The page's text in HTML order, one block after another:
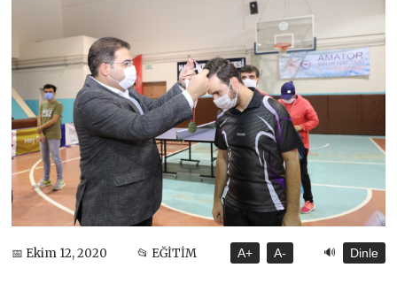
📅 Ekim 12, 2020 📂 EĞİTİM A+ A- 🔊 Dinle